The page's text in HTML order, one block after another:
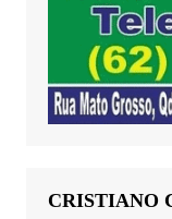
CRISTIANO